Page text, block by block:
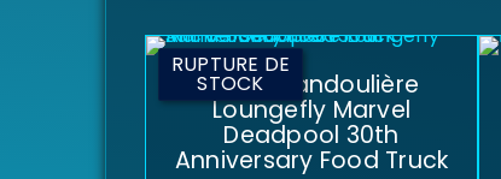
RUPTURE DE
STOCK
Sac à bandoulière
Loungefly Marvel
Deadpool 30th
Anniversary Food Truck